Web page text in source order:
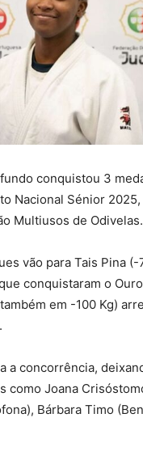
conquistou 3
Nacional Sénior
Multiusos de Odivelas.
vão para Tais Pina (-
conquistaram o
em -100 Kg)
a concorrência,
como Joana
Bárbara Timo